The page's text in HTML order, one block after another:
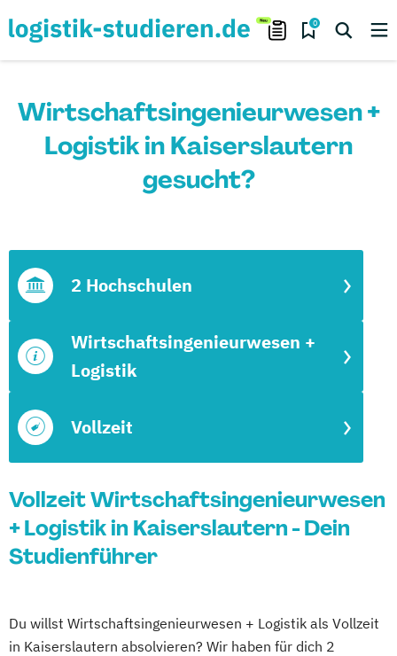
0
Wirtschaftsingenieurwesen +
Logistik in Kaiserslautern
gesucht?
Vollzeit
Wirtschaftsingenieurwesen +
Logistik
2 Hochschulen
Vollzeit Wirtschaftsingenieurwesen
+ Logistik in Kaiserslautern - Dein
Studienführer
Du willst Wirtschaftsingenieurwesen + Logistik als Vollzeit
in Kaiserslautern absolvieren? Wir haben für dich 2